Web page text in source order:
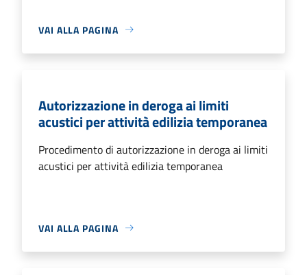
VAI ALLA PAGINA
Autorizzazione in deroga ai limiti
acustici per attività edilizia temporanea
Procedimento di autorizzazione in deroga ai limiti
acustici per attività edilizia temporanea
VAI ALLA PAGINA